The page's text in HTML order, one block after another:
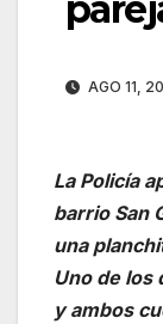
AGO 11,
La Policía
barrio San
una
Uno de los
y ambos